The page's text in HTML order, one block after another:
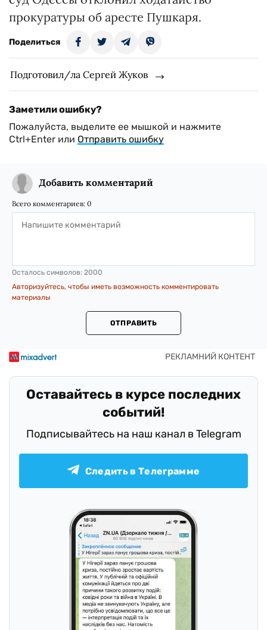
прокуратуры об аресте Пушкаря.
Поделиться
Подготовил/ла Сергей Жуков
Заметили ошибку?
Пожалуйста, выделите ее мышкой и нажмите
Ctrl+Enter или Отправить ошибку
Добавить комментарий
Всего комментариев: 0
Осталось символов: 2000
Авторизуйтесь, чтобы иметь возможность комментировать
материалы
ОТПРАВИТЬ
Оставайтесь в курсе последних
событий!
Подписывайтесь на наш канал в Telegram
Следить в Телеграмме